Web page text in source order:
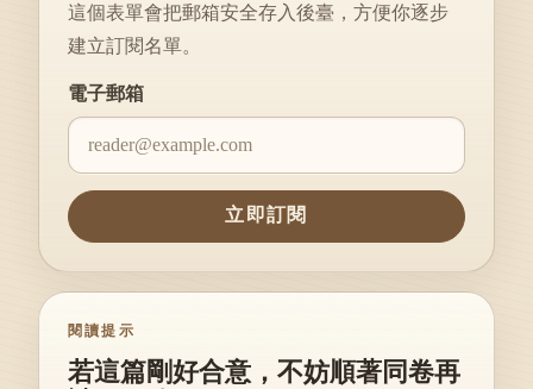
這個表單會把郵箱安全存入後臺，方便你逐步
建立訂閱名單。
電子郵箱
Website
立即訂閱
閱讀提示
若這篇剛好合意，不妨順著同卷再